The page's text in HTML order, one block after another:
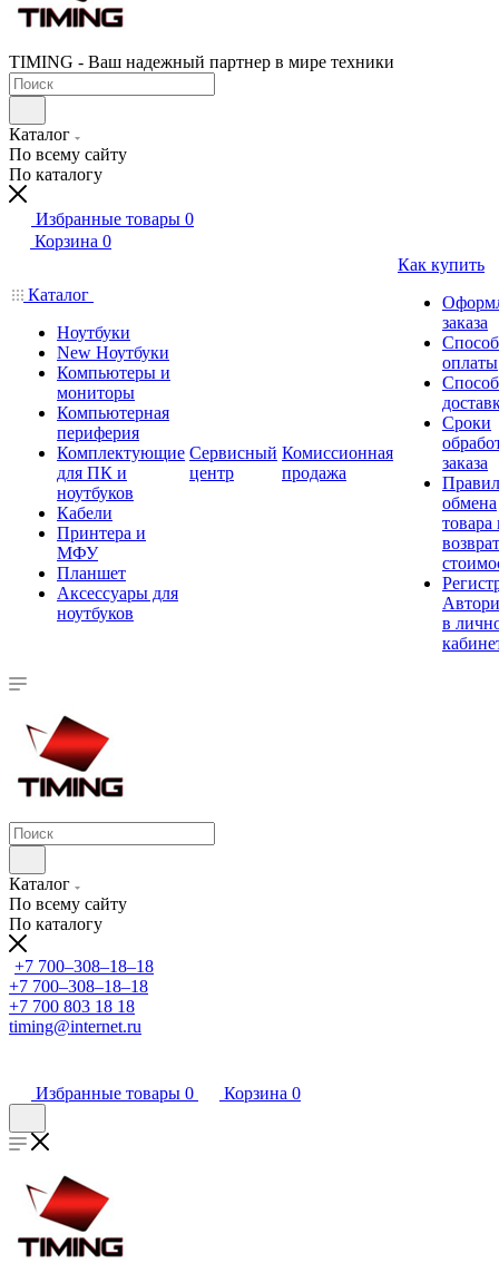
TIMING - Ваш надежный партнер в мире техники
Каталог
По всему сайту
По каталогу
Избранные товары 0
Корзина 0
Каталог
Ноутбуки
New Ноутбуки
Компьютеры и
мониторы
Компьютерная
периферия
Комплектующие
для ПК и
ноутбуков
Кабели
Принтера и
МФУ
Планшет
Аксессуары для
ноутбуков
Сервисный
центр
Комиссионная
продажа
Как купить
заказа
оплаты
Сроки
заказа
обмена
товара
в
Каталог
По всему сайту
По каталогу
+7 700‒308‒18‒18
+7 700‒308‒18‒18
+7 700 803 18 18
timing@internet.ru
Избранные товары 0 Корзина 0